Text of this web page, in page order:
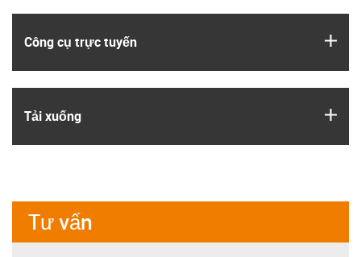
Công cụ trực tuyến
Tải xuống
Tư vấn